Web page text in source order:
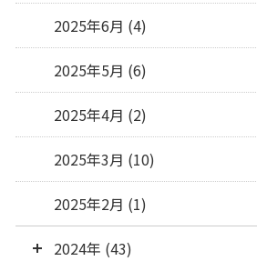
2025年6月 (4)
2025年5月 (6)
2025年4月 (2)
2025年3月 (10)
2025年2月 (1)
2024年 (43)